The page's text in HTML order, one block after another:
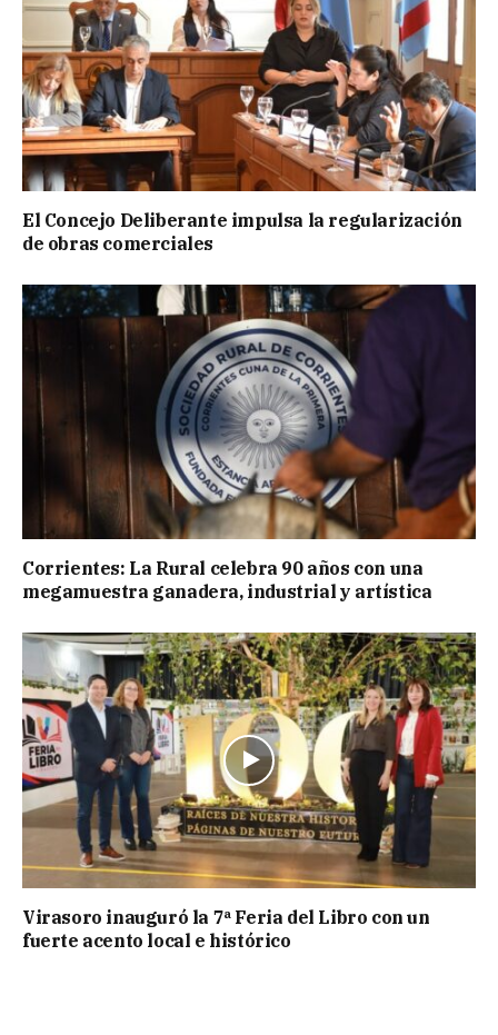
El Concejo Deliberante impulsa la regularización
de obras comerciales
Corrientes: La Rural celebra 90 años con una
megamuestra ganadera, industrial y artística
Virasoro inauguró la 7ª Feria del Libro con un
fuerte acento local e histórico